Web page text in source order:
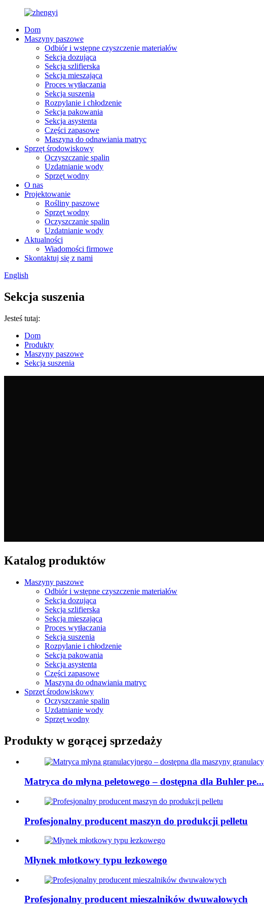
Dom
Maszyny paszowe
Odbiór i wstępne czyszczenie materiałów
Sekcja dozująca
Sekcja szlifierska
Sekcja mieszająca
Proces wytłaczania
Sekcja suszenia
Rozpylanie i chłodzenie
Sekcja pakowania
Sekcja asystenta
Części zapasowe
Maszyna do odnawiania matryc
Sprzęt środowiskowy
Oczyszczanie spalin
Uzdatnianie wody
Sprzęt wodny
O nas
Projektowanie
Rośliny paszowe
Sprzęt wodny
Oczyszczanie spalin
Uzdatnianie wody
Aktualności
Wiadomości firmowe
Skontaktuj się z nami
English
Sekcja suszenia
Jesteś tutaj:
Dom
Produkty
Maszyny paszowe
Sekcja suszenia
Katalog produktów
Maszyny paszowe
Odbiór i wstępne czyszczenie materiałów
Sekcja dozująca
Sekcja szlifierska
Sekcja mieszająca
Proces wytłaczania
Sekcja suszenia
Rozpylanie i chłodzenie
Sekcja pakowania
Sekcja asystenta
Części zapasowe
Maszyna do odnawiania matryc
Sprzęt środowiskowy
Oczyszczanie spalin
Uzdatnianie wody
Sprzęt wodny
Produkty w gorącej sprzedaży
Matryca do młyna peletowego – dostępna dla Buhler pe...
Profesjonalny producent maszyn do produkcji pelletu
Młynek młotkowy typu łezkowego
Profesjonalny producent mieszalników dwuwałowych